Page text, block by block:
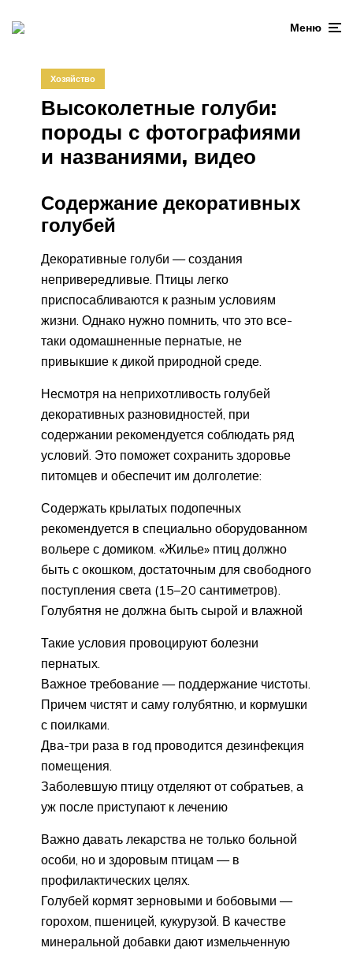
Меню
Хозяйство
Высоколетные голуби:
породы с фотографиями
и названиями, видео
Содержание декоративных
голубей
Декоративные голуби — создания
непривередливые. Птицы легко
приспосабливаются к разным условиям
жизни. Однако нужно помнить, что это все-
таки одомашненные пернатые, не
привыкшие к дикой природной среде.
Несмотря на неприхотливость голубей
декоративных разновидностей, при
содержании рекомендуется соблюдать ряд
условий. Это поможет сохранить здоровье
питомцев и обеспечит им долголетие:
Содержать крылатых подопечных
рекомендуется в специально оборудованном
вольере с домиком. «Жилье» птиц должно
быть с окошком, достаточным для свободного
поступления света (15–20 сантиметров).
Голубятня не должна быть сырой и влажной
Такие условия провоцируют болезни
пернатых.
Важное требование — поддержание чистоты.
Причем чистят и саму голубятню, и кормушки
с поилками.
Два-три раза в год проводится дезинфекция
помещения.
Заболевшую птицу отделяют от собратьев, а
уж после приступают к лечению
Важно давать лекарства не только больной
особи, но и здоровым птицам — в
профилактических целях.
Голубей кормят зерновыми и бобовыми —
горохом, пшеницей, кукурузой. В качестве
минеральной добавки дают измельченную